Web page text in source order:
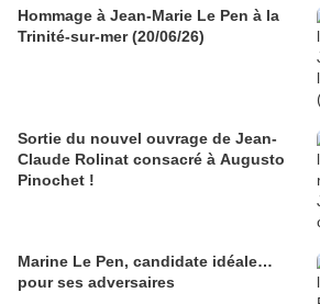
Hommage à Jean-Marie Le Pen à la
Trinité-sur-mer (20/06/26)
Sortie du nouvel ouvrage de Jean-
Claude Rolinat consacré à Augusto
Pinochet !
Marine Le Pen, candidate idéale…
pour ses adversaires